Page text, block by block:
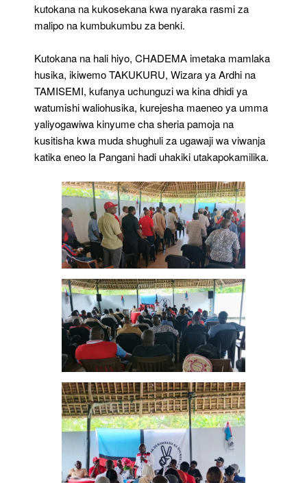
kutokana na kukosekana kwa nyaraka rasmi za
malipo na kumbukumbu za benki.
Kutokana na hali hiyo, CHADEMA imetaka mamlaka
husika, ikiwemo TAKUKURU, Wizara ya Ardhi na
TAMISEMI, kufanya uchunguzi wa kina dhidi ya
watumishi waliohusika, kurejesha maeneo ya umma
yaliyogawiwa kinyume cha sheria pamoja na
kusitisha kwa muda shughuli za ugawaji wa viwanja
katika eneo la Pangani hadi uhakiki utakapokamilika.